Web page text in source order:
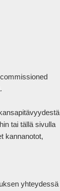
tai tällä sivulla
kannanotot,
yhteydessä